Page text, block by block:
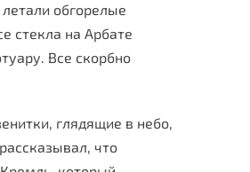
обгорелые
стекла на Арбате
Все скорбно
глядящие в небо,
что